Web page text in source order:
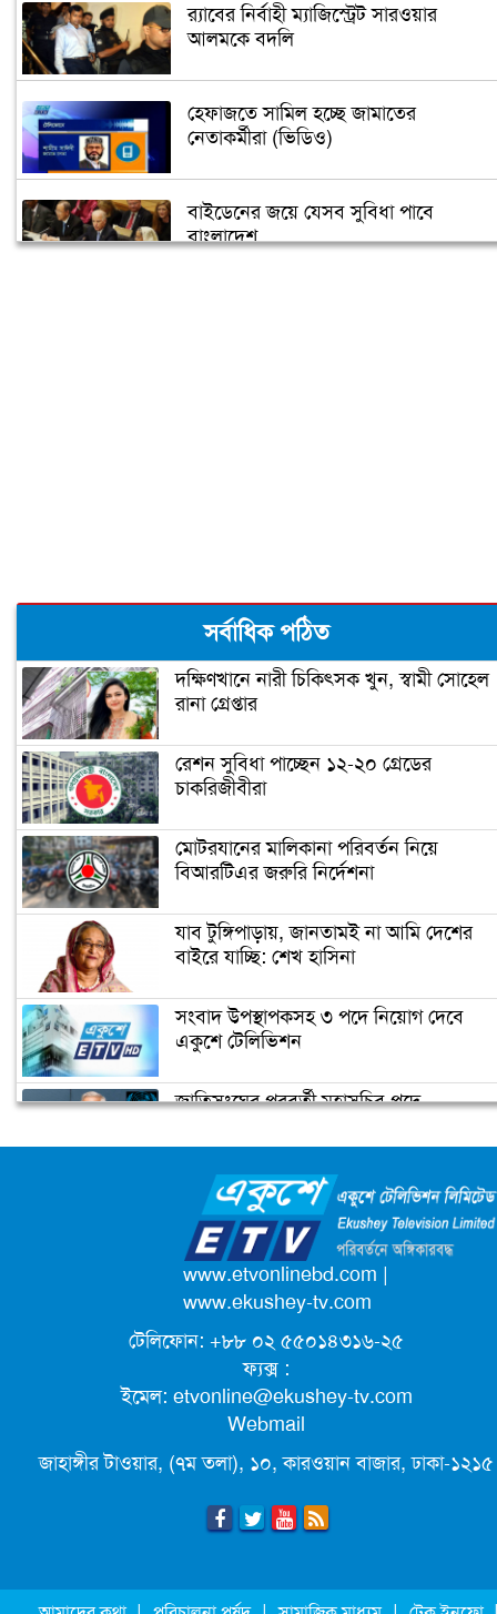
র‌্যাবের নির্বাহী ম্যাজিস্ট্রেট সারওয়ার
আলমকে বদলি
হেফাজতে সামিল হচ্ছে জামাতের
নেতাকর্মীরা (ভিডিও)
বাইডেনের জয়ে যেসব সুবিধা পাবে
বাংলাদেশ
মধ্যবিত্তদের জন্য তৈরি ফ্ল্যাটের দাম আকাশ
ছোঁয়া (ভিডিও)
প্রধানমন্ত্রী আজ উদ্বোধন করবেন গোলাম
শিশু নির্যাতন ধামাচাপা দিতে ভাস্কর্যবিরোধী
অবস্থান (ভিডিও)
উদযাপনে আমন্ত্রণ
ভিডিও দেখুন
জোরেশোরে চলছে এলিভেটেড
নির্মাণ কাজ
প্রধানমন্ত্রীর চাচী শেখ রাজিয়া নাসের আর
সর্বাধিক পঠিত
দক্ষিণখানে নারী চিকিৎসক খুন, স্বামী সোহেল
রানা গ্রেপ্তার
রেশন সুবিধা পাচ্ছেন ১২-২০ গ্রেডের
চাকরিজীবীরা
মোটরযানের মালিকানা পরিবর্তন নিয়ে
বিআরটিএর জরুরি নির্দেশনা
যাব টুঙ্গিপাড়ায়, জানতামই না আমি দেশের
বাইরে যাচ্ছি: শেখ হাসিনা
সংবাদ উপস্থাপকসহ ৩ পদে নিয়োগ দেবে
একুশে টেলিভিশন
জাতিসংঘের পরবর্তী মহাসচিব পদে
ক্যাম্পাস অ্যাম্বাসেডর নিয়োগ দিচ্ছে একুশে
টেলিভিশন
পদোন্নতি পেয়ে সচিব হলেন ২ কর্মকর্তা
লিগ্যাল এইডের মাধ্যমে সন্তান ফিরে পেল
সেই কিশোরী মা জুঁই
জেট ফুয়েলের দাম কমলো লিটারে ১৯ টাকা
মূল্যস্ফীতি কমে জুনে ৯ দশমিক ১৬ শতাংশ
ছুটিতে গিয়ে না ফিরলে ৩ বছরের নিষেধাজ্ঞা,
www.etvonlinebd.com |
www.ekushey-tv.com
টেলিফোন: +৮৮ ০২ ৫৫০১৪৩১৬-২৫
ফ্যক্স :
ইমেল: etvonline@ekushey-tv.com
Webmail
জাহাঙ্গীর টাওয়ার, (৭ম তলা), ১০, কারওয়ান বাজার, ঢাকা-১২১৫